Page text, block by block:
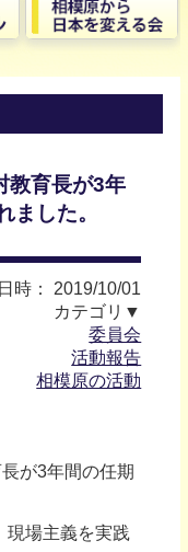
教育長が3年
ました。
時： 2019/10/01
カテゴリ▼
委員会
活動報告
相模原の活動
が3年間の任期
現場主義を実践